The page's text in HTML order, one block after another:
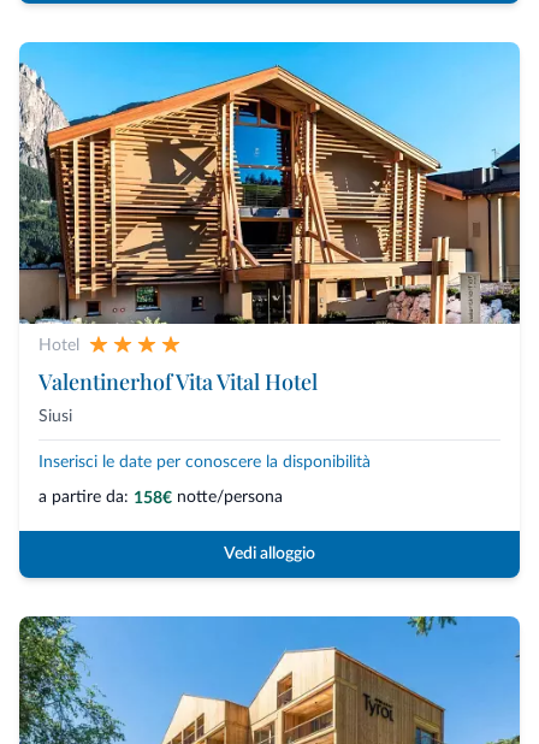
Hotel
Valentinerhof Vita Vital Hotel
Siusi
Inserisci le date per conoscere la disponibilità
a partire da: 158€ notte/persona
Vedi alloggio